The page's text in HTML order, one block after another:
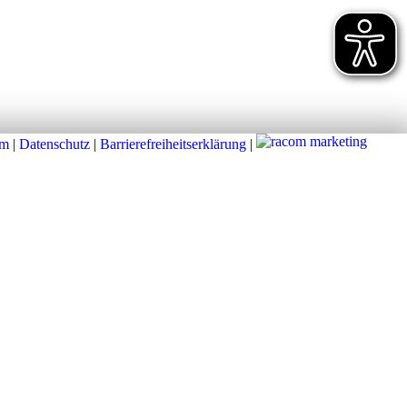
| Datenschutz | Barrierefreiheitserklärung |